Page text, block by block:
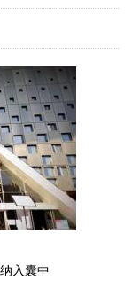
入囊中